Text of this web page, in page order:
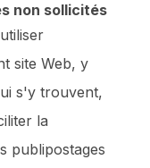
non sollicités
site Web, y
s'y trouvent,
la
publipostages